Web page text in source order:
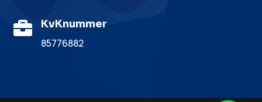

KvKnummer
85776882